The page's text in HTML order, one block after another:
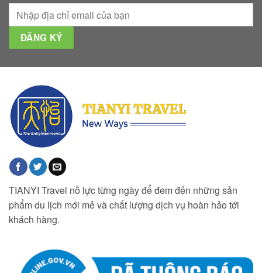
TIANYI Travel nỗ lực từng ngày để đem đến những sản
phẩm du lịch mới mẻ và chất lượng dịch vụ hoàn hảo tới
khách hàng.